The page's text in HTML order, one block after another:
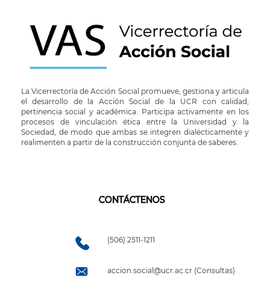
La Vicerrectoría de Acción Social promueve, gestiona y articula
el desarrollo de la Acción Social de la UCR con calidad,
pertinencia social y académica. Participa activamente en los
procesos de vinculación ética entre la Universidad y la
Sociedad, de modo que ambas se integren dialécticamente y
realimenten a partir de la construcción conjunta de saberes.
CONTÁCTENOS
(506) 2511-1211
accion.social@ucr.ac.cr (Consultas)